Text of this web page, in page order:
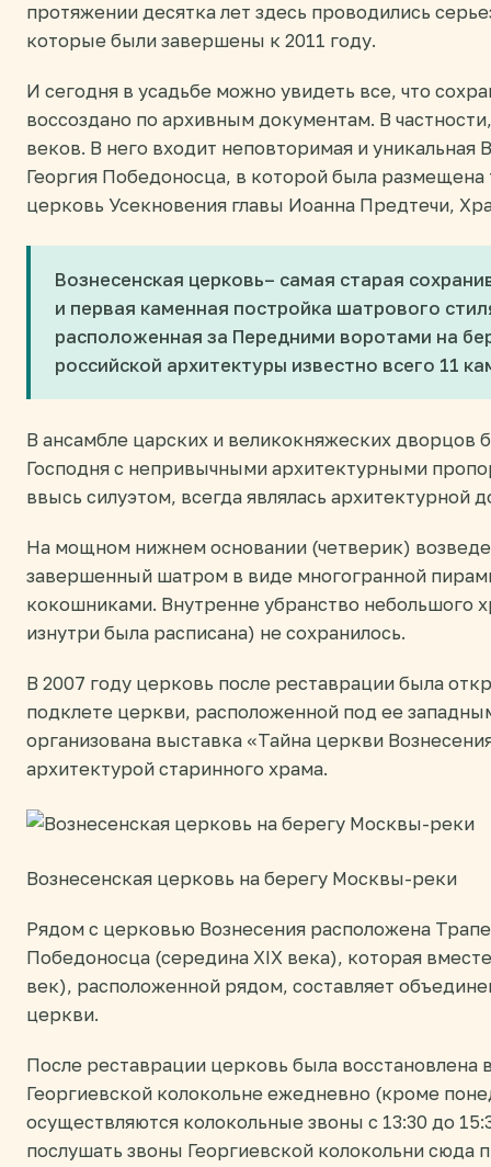
протяжении десятка лет здесь проводились
которые были завершены к 2011 году.
И сегодня в усадьбе можно увидеть все, что
воссоздано по архивным документам. В
веков. В него входит неповторимая и уникальная
Георгия Победоносца, в которой была размещена
церковь Усекновения главы Иоанна Предтечи,
Вознесенская церковь– самая старая
и первая каменная постройка шатрового
расположенная за Передними воротами на
российской архитектуры известно всего 11
В ансамбле царских и великокняжеских дворцов
Господня с непривычными архитектурными
ввысь силуэтом, всегда являлась архитектурной
На мощном нижнем основании (четверик)
завершенный шатром в виде многогранной
кокошниками. Внутренне убранство небольшого
изнутри была расписана) не сохранилось.
В 2007 году церковь после реставрации была
подклете церкви, расположенной под ее
организована выставка «Тайна церкви
архитектурой старинного храма.
Вознесенская церковь на берегу Москвы-реки
Рядом с церковью Вознесения расположена
Победоносца (середина XIX века), которая
век), расположенной рядом, составляет
церкви.
После реставрации церковь была восстановлена
Георгиевской колокольне ежедневно (кроме
осуществляются колокольные звоны с 13:30 до
послушать звоны Георгиевской колокольни сюда